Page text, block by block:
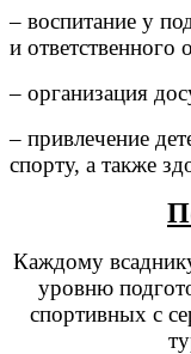
– воспитание у
и
– организация
– привлечение
спорту, а также
Каждому
уровню
спортивных с